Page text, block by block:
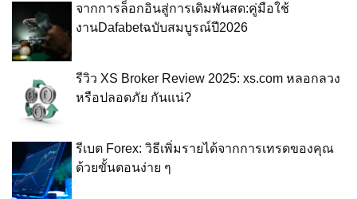
จากการล็อกอินสู่การเดิมพันสด:คู่มือใช้
งานDafabetฉบับสมบูรณ์ปี2026
รีวิว XS Broker Review 2025: xs.com หลอกลวง
หรือปลอดภัย กันแน่?
รีเบต Forex: วิธีเพิ่มรายได้จากการเทรดของคุณ
ด้วยขั้นตอนง่าย ๆ